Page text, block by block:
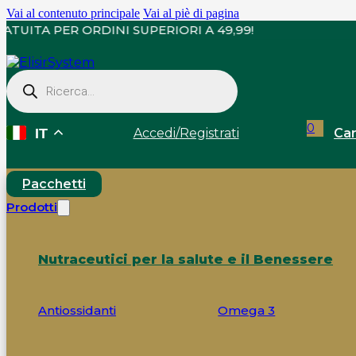
Vai al contenuto principale Vai al piè di pagina
GRATUITA PER ORDINI SUPERIORI A 49,99!
Ricerca
prodotti
IT Accedi/Registrati 0
Pacchetti
Prodotti
Nutraceutici per la salute e il Benessere
Antiossidanti Omega 3